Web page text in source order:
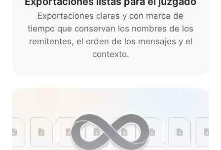
Exportaciones claras y con marca de
tiempo que conservan los nombres de los
remitentes, el orden de los mensajes y el
contexto.